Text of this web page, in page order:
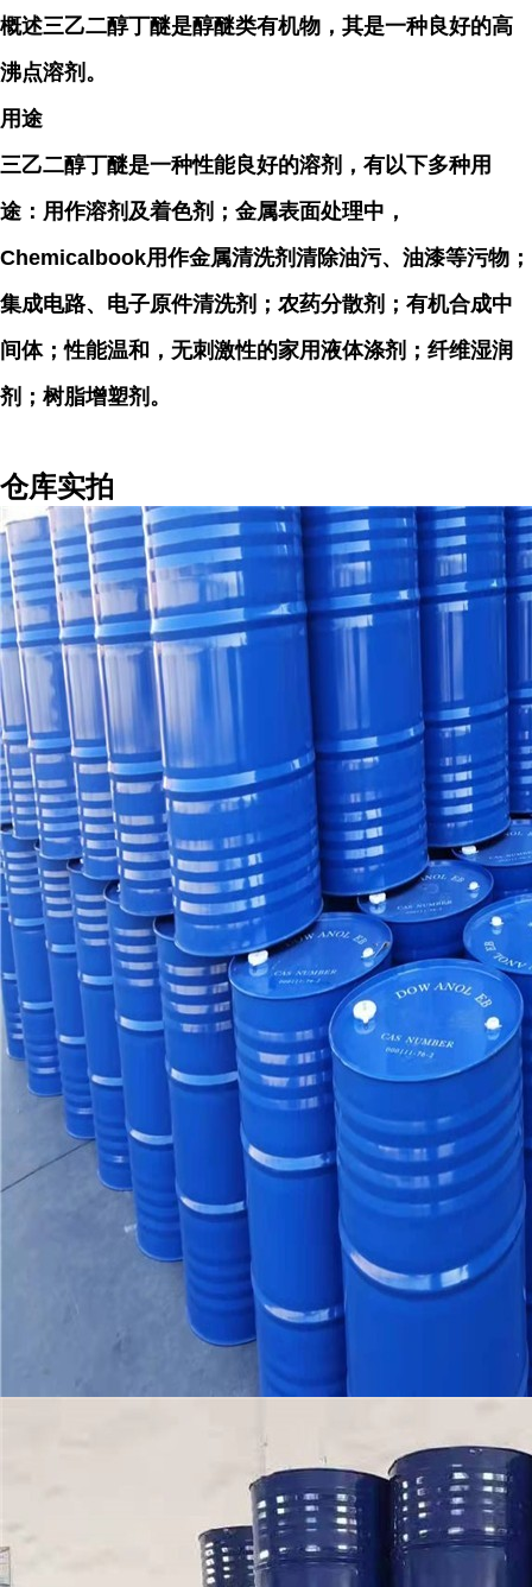
概述三乙二醇丁醚是醇醚类有机物，其是一种良好的高
沸点溶剂。
用途
三乙二醇丁醚是一种性能良好的溶剂，有以下多种用
途：用作溶剂及着色剂；金属表面处理中，
Chemicalbook用作金属清洗剂清除油污、油漆等污物；
集成电路、电子原件清洗剂；农药分散剂；有机合成中
间体；性能温和，无刺激性的家用液体涤剂；纤维湿润
剂；树脂增塑剂。
仓库实拍